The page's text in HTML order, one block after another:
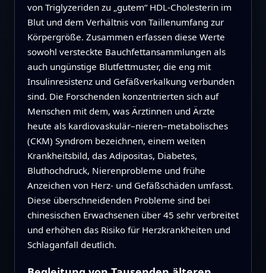
von Triglyzeriden zu „gutem“ HDL‑Cholesterin im
Blut und dem Verhältnis von Taillenumfang zur
Körpergröße. Zusammen erfassen diese Werte
sowohl versteckte Bauchfettansammlungen als
auch ungünstige Blutfettmuster, die eng mit
Insulinresistenz und Gefäßverkalkung verbunden
sind. Die Forschenden konzentrierten sich auf
Menschen mit dem, was Ärztinnen und Ärzte
heute als kardiovaskulär–nieren–metabolisches
(CKM) Syndrom bezeichnen, einem weiten
Krankheitsbild, das Adipositas, Diabetes,
Bluthochdruck, Nierenprobleme und frühe
Anzeichen von Herz‑ und Gefäßschäden umfasst.
Diese überschneidenden Probleme sind bei
chinesischen Erwachsenen über 45 sehr verbreitet
und erhöhen das Risiko für Herzkrankheiten und
Schlaganfall deutlich.